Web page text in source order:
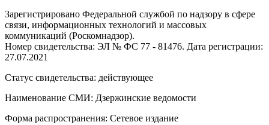
Зарегистрировано Федеральной службой по надзору в сфере
связи, информационных технологий и массовых
коммуникаций (Роскомнадзор).
Номер свидетельства: ЭЛ № ФС 77 - 81476. Дата регистрации:
27.07.2021
Статус свидетельства: действующее
Наименование СМИ: Дзержинские ведомости
Форма распространения: Сетевое издание